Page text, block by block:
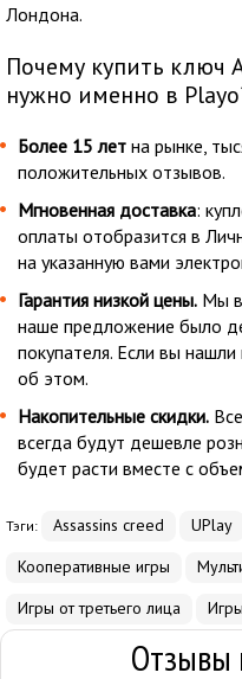
Лондона.
Почему купить ключ
нужно именно в
Более 15 лет на рынке,
положительных отзывов.
Мгновенная доставка:
оплаты отобразится в
на указанную вами
Гарантия низкой цены. Мы
наше предложение было
покупателя. Если вы
об этом.
Накопительные скидки.
всегда будут дешевле
будет расти вместе с
Тэги: Assassins creed UPlay
Кооперативные игры
Игры от третьего лица
Отзывы